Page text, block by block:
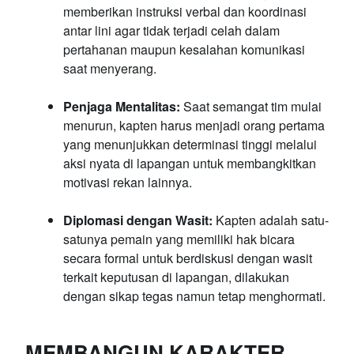
memberikan instruksi verbal dan koordinasi
antar lini agar tidak terjadi celah dalam
pertahanan maupun kesalahan komunikasi
saat menyerang.
Penjaga Mentalitas: Saat semangat tim mulai
menurun, kapten harus menjadi orang pertama
yang menunjukkan determinasi tinggi melalui
aksi nyata di lapangan untuk membangkitkan
motivasi rekan lainnya.
Diplomasi dengan Wasit: Kapten adalah satu-
satunya pemain yang memiliki hak bicara
secara formal untuk berdiskusi dengan wasit
terkait keputusan di lapangan, dilakukan
dengan sikap tegas namun tetap menghormati.